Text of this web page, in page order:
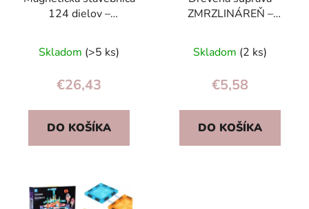
124 dielov –
deti 3+ (kreatívna)
Skladom (>5 ks)
€26,43
DO KOŠÍKA
ZMRZLINÁREŇ –
dielov pre deti 18m+
ECOTOYS
Skladom (2 ks)
€5,58
DO KOŠÍKA